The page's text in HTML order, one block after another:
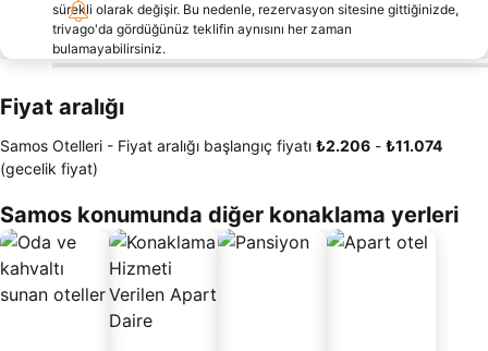
sürekli olarak değişir. Bu nedenle, rezervasyon sitesine gittiğinizde,
trivago'da gördüğünüz teklifin aynısını her zaman
bulamayabilirsiniz.
Fiyat aralığı
Samos Otelleri - Fiyat aralığı başlangıç fiyatı ‎₺2.206 - ‎₺11.074
(gecelik fiyat)
Samos konumunda diğer konaklama yerleri